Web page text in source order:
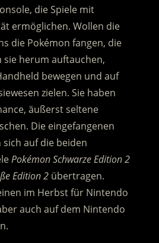
die Spiele mit
ermöglichen. Wollen die
die Pokémon fangen, die
herum auftauchen,
bewegen und auf
zielen. Sie haben
äußerst seltene
Die eingefangenen
sich auf die beiden
Pokémon Schwarze Edition 2
Edition 2übertragen.
im Herbst für Nintendo
auch auf dem Nintendo